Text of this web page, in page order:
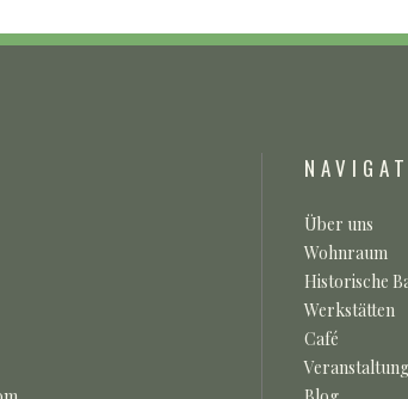
Über uns
Wohnraum
Historische
Werkstätten
Café